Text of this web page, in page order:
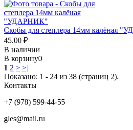
Скобы для степлера 14мм калёная
45.00 ₽
В наличии
В корзину0
1 2 > >|
Показано: 1 - 24 из 38 (страниц 2).
Контакты
+7 (978) 599-44-55
gles@mail.ru